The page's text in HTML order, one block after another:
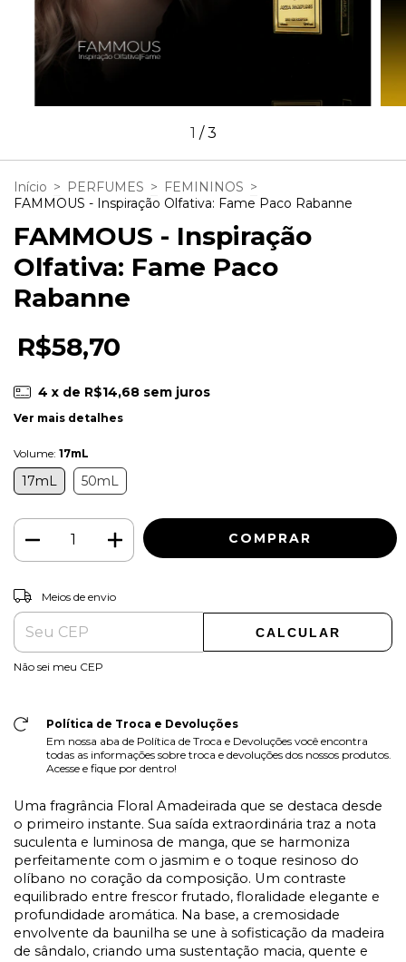
1 /3
Início > PERFUMES > FEMININOS >
FAMMOUS - Inspiração Olfativa: Fame Paco Rabanne
FAMMOUS - Inspiração
Olfativa: Fame Paco
Rabanne
R$58,70
4 x de R$14,68 sem juros
Ver mais detalhes
Volume: 17mL
17mL 50mL
Entregas para o CEP:
Meios de envio
CALCULAR
Não sei meu CEP
Política de Troca e Devoluções
Em nossa aba de Política de Troca e Devoluções você encontra
todas as informações sobre troca e devoluções dos nossos produtos.
Acesse e fique por dentro!
Uma fragrância Floral Amadeirada que se destaca desde
o primeiro instante. Sua saída extraordinária traz a nota
suculenta e luminosa de manga, que se harmoniza
perfeitamente com o jasmim e o toque resinoso do
olíbano no coração da composição. Um contraste
equilibrado entre frescor frutado, floralidade elegante e
profundidade aromática. Na base, a cremosidade
envolvente da baunilha se une à sofisticação da madeira
de sândalo, criando uma sustentação macia, quente e